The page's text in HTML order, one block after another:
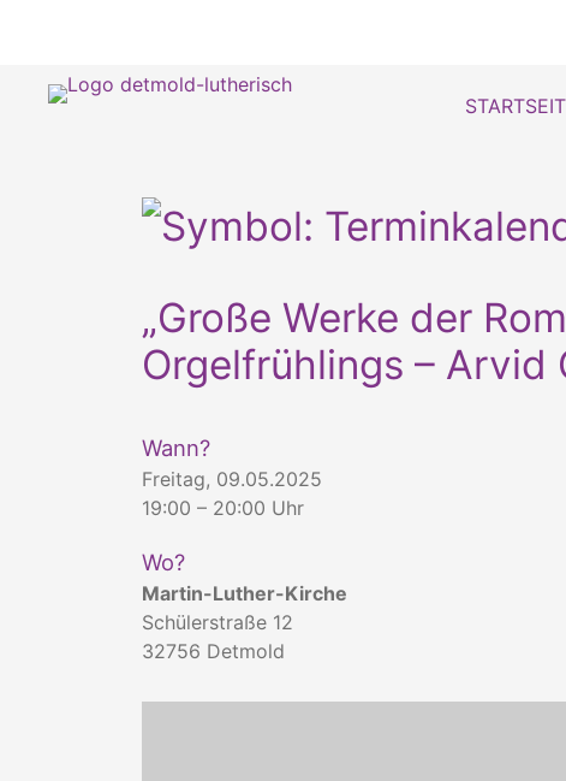
„Große Werke der
Orgelfrühlings – Arvid
Wann?
Freitag, 09.05.2025
19:00 – 20:00 Uhr
Wo?
Martin-Luther-Kirche
Schülerstraße 12
32756 Detmold